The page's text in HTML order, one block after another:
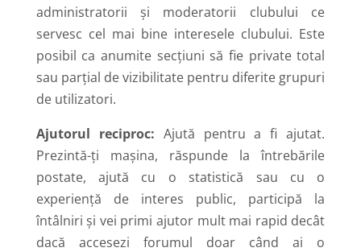
administratorii și moderatorii clubului ce
servesc cel mai bine interesele clubului. Este
posibil ca anumite secțiuni să fie private total
sau parțial de vizibilitate pentru diferite grupuri
de utilizatori.
Ajutorul reciproc: Ajută pentru a fi ajutat.
Prezintă-ți mașina, răspunde la întrebările
postate, ajută cu o statistică sau cu o
experiență de interes public, participă la
întâlniri și vei primi ajutor mult mai rapid decât
dacă accesezi forumul doar când ai o